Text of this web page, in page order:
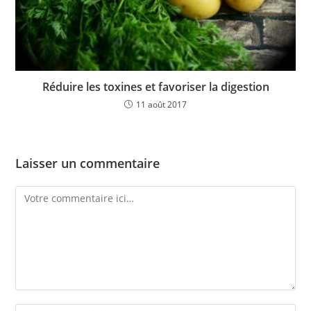
Réduire les toxines et favoriser la digestion
11 août 2017
Laisser un commentaire
Comment